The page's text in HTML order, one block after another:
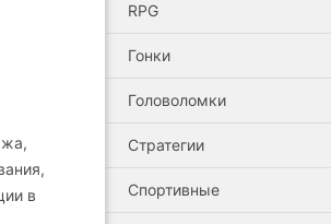
в
RPG
Гонки
Головоломки
Стратегии
Спортивные